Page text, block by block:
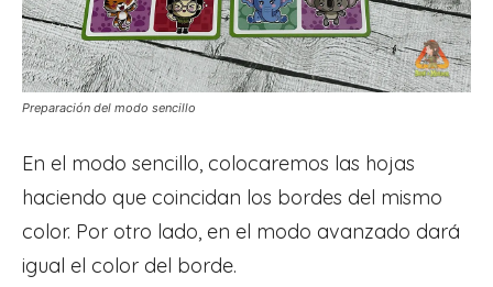
Preparación del modo sencillo
En el modo sencillo, colocaremos las hojas
haciendo que coincidan los bordes del mismo
color. Por otro lado, en el modo avanzado dará
igual el color del borde.